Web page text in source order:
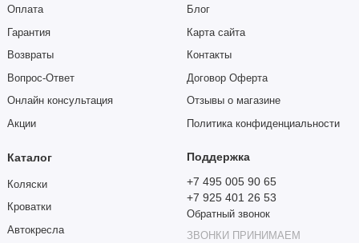
Оплата
Гарантия
Возвраты
Вопрос-Ответ
Онлайн консультация
Акции
Блог
Карта сайта
Контакты
Договор Оферта
Отзывы о магазине
Политика конфиденциальности
Каталог
Коляски
Кроватки
Автокресла
Поддержка
+7 495 005 90 65
+7 925 401 26 53
Обратный звонок
ЗВОНКИ ПРИНИМАЕМ